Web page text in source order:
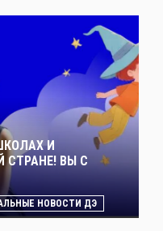
И
СТРАНЕ! ВЫ С
НОВОСТИ ДЭ